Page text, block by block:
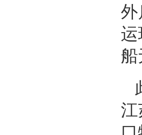
外
船
江